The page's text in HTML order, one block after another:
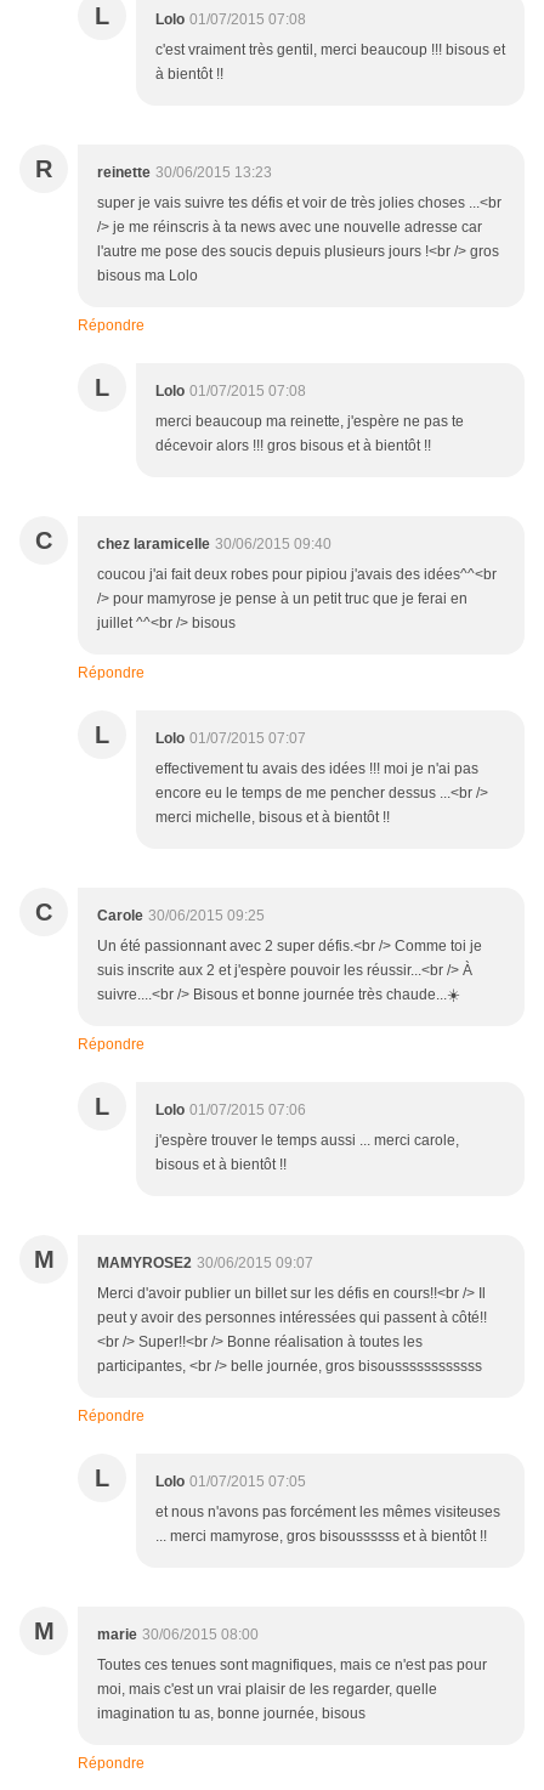
L Lolo 01/07/2015 07:08
c'est vraiment très gentil, merci beaucoup !!! bisous et
à bientôt !!
R reinette 30/06/2015 13:23
super je vais suivre tes défis et voir de très jolies choses ...<br
/> je me réinscris à ta news avec une nouvelle adresse car
l'autre me pose des soucis depuis plusieurs jours !<br /> gros
bisous ma Lolo
Répondre
L Lolo 01/07/2015 07:08
merci beaucoup ma reinette, j'espère ne pas te
décevoir alors !!! gros bisous et à bientôt !!
C chez laramicelle 30/06/2015 09:40
coucou j'ai fait deux robes pour pipiou j'avais des idées^^<br
/> pour mamyrose je pense à un petit truc que je ferai en
juillet ^^<br /> bisous
Répondre
L Lolo 01/07/2015 07:07
effectivement tu avais des idées !!! moi je n'ai pas
encore eu le temps de me pencher dessus ...<br />
merci michelle, bisous et à bientôt !!
C Carole 30/06/2015 09:25
Un été passionnant avec 2 super défis.<br /> Comme toi je
suis inscrite aux 2 et j'espère pouvoir les réussir...<br /> À
suivre....<br /> Bisous et bonne journée très chaude...☀️
Répondre
L Lolo 01/07/2015 07:06
j'espère trouver le temps aussi ... merci carole,
bisous et à bientôt !!
M MAMYROSE2 30/06/2015 09:07
Merci d'avoir publier un billet sur les défis en cours!!<br /> Il
peut y avoir des personnes intéressées qui passent à côté!!
<br /> Super!!<br /> Bonne réalisation à toutes les
participantes, <br /> belle journée, gros bisoussssssssssss
Répondre
L Lolo 01/07/2015 07:05
et nous n'avons pas forcément les mêmes visiteuses
... merci mamyrose, gros bisoussssss et à bientôt !!
M marie 30/06/2015 08:00
Toutes ces tenues sont magnifiques, mais ce n'est pas pour
moi, mais c'est un vrai plaisir de les regarder, quelle
imagination tu as, bonne journée, bisous
Répondre